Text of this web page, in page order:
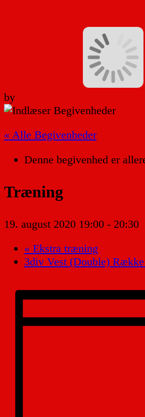
by
« Alle Begivenheder
Denne begivenhed er
Træning
19. august 2020 19:00 - 20:30
« Ekstra træning
3div Vest (Double)